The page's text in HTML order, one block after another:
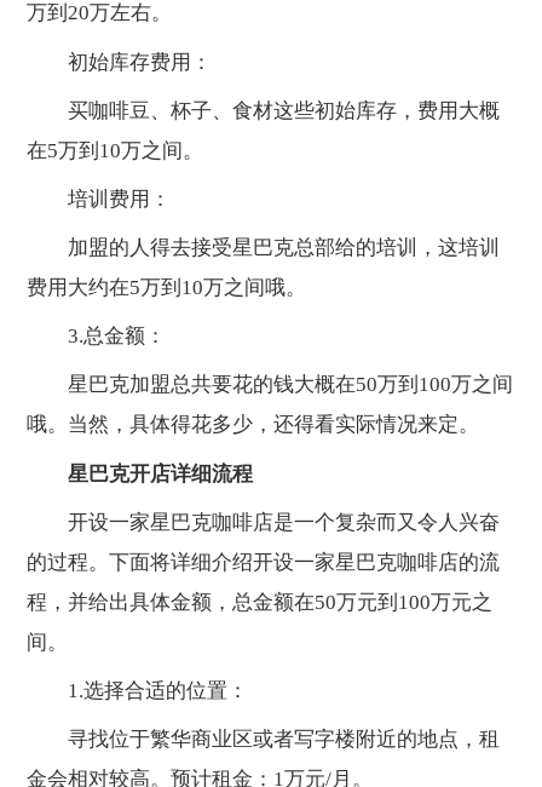
万到20万左右。
初始库存费用：
买咖啡豆、杯子、食材这些初始库存，费用大概
在5万到10万之间。
培训费用：
加盟的人得去接受星巴克总部给的培训，这培训
费用大约在5万到10万之间哦。
3.总金额：
星巴克加盟总共要花的钱大概在50万到100万之间
哦。当然，具体得花多少，还得看实际情况来定。
星巴克开店详细流程
开设一家星巴克咖啡店是一个复杂而又令人兴奋
的过程。下面将详细介绍开设一家星巴克咖啡店的流
程，并给出具体金额，总金额在50万元到100万元之
间。
1.选择合适的位置：
寻找位于繁华商业区或者写字楼附近的地点，租
金会相对较高。预计租金：1万元/月。